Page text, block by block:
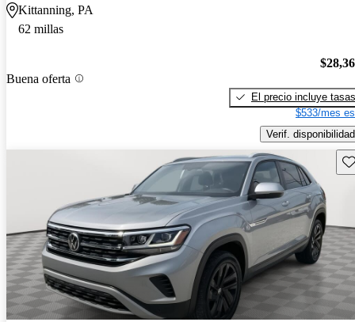
Kittanning, PA
62 millas
Buena oferta
El precio incluye tasas
$533/mes
Verif. disponibilidad